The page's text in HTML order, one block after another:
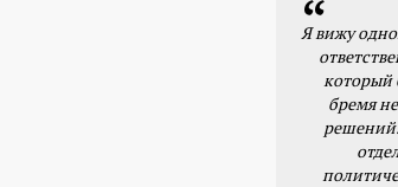
Я вижу
который
бремя